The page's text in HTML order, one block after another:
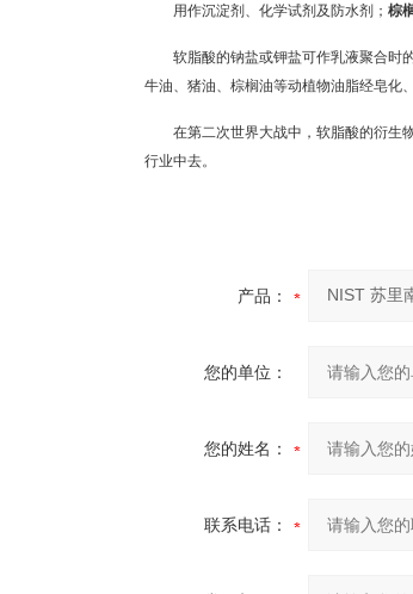
用作沉淀剂、化学试剂及防水剂； 棕
软脂酸的钠盐或钾盐可作乳液聚合时
牛油、猪油、棕榈油等动植物油脂经皂化
在第二次世界大战中，软脂酸的衍生
行业中去。
产品：
您的单位：
您的姓名：
联系电话：